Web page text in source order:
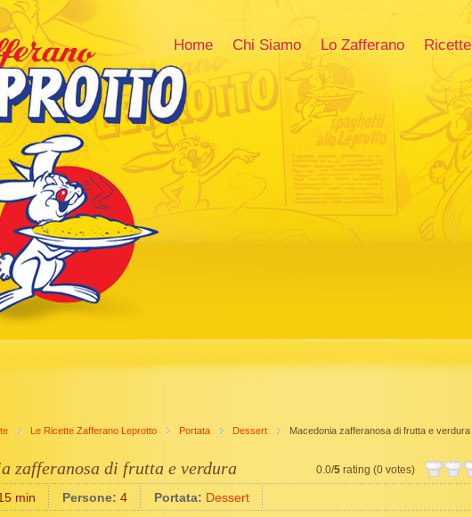
Home Chi Siamo Lo Zafferano Ricette
Le Ricette Zafferano Leprotto Portata Dessert Macedonia zafferanosa di frutta e verdura
zafferanosa di frutta e verdura 0.0/5 rating (0 votes)
min Persone: 4 Portata: Dessert